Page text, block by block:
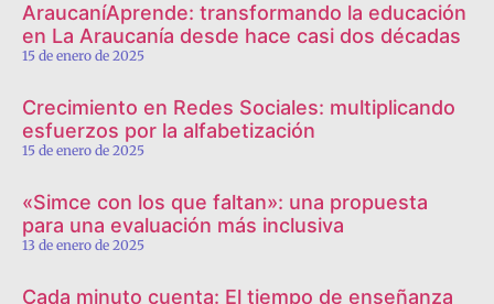
AraucaníAprende: transformando la educación
en La Araucanía desde hace casi dos décadas
15 de enero de 2025
Crecimiento en Redes Sociales: multiplicando
esfuerzos por la alfabetización
15 de enero de 2025
«Simce con los que faltan»: una propuesta
para una evaluación más inclusiva
13 de enero de 2025
Cada minuto cuenta: El tiempo de enseñanza